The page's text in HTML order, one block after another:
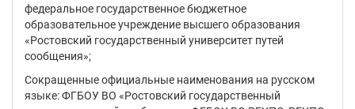
федеральное государственное бюджетное
образовательное учреждение высшего образования
«Ростовский государственный университет путей
сообщения»;
Сокращенные официальные наименования на русском
языке:ФГБОУ ВО «Ростовский государственный